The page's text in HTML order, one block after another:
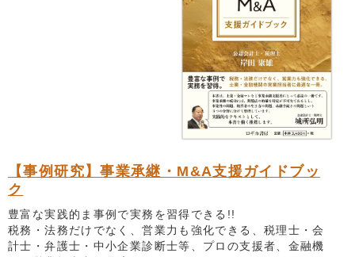
【事例研究】事業承継・M&A支援ガイドブッ
ク
豊富な実践的ま事例で実務を習得できる!!
税務・法務だけでなく、営業力も強化できる、税理士・会
計士・弁護士・中小企業診断士等、プロの支援者、金融機